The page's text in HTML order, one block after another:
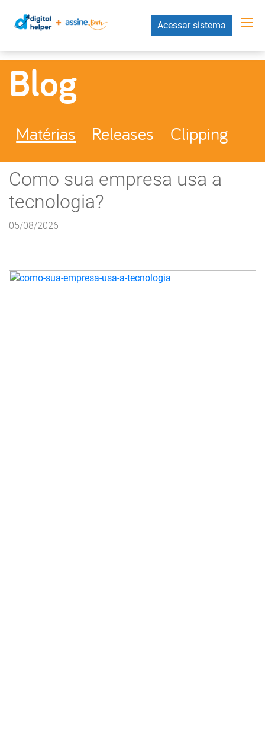
Acessar sistema
Blog
Matérias Releases Clipping
Como sua empresa usa a
tecnologia?
05/08/2026